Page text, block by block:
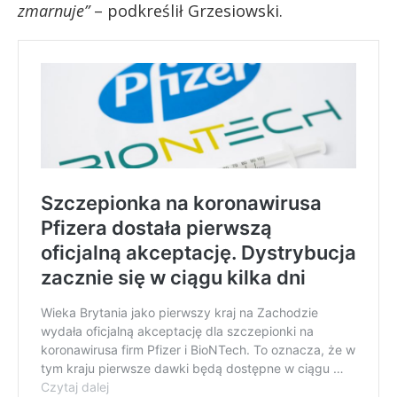
zmarnuje”– podkreślił Grzesiowski.